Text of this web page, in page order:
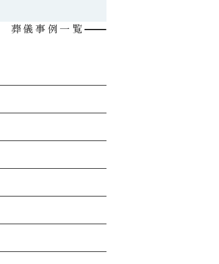
葬儀事例一覧